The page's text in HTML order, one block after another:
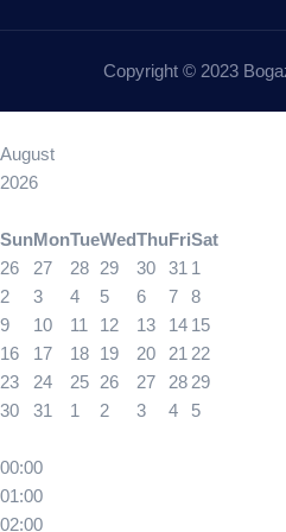
Copyright © 2023
August
2026
SunMonTueWedThuFriSat
26
27 28 29 30 31 1
2
3 4 5 6 7
8
9
10 11 12 13 14 15
16
17 18 19 20 21 22
23
24 25 26 27 28 29
30
31 1 2 3 4 5
00:00
01:00
02:00